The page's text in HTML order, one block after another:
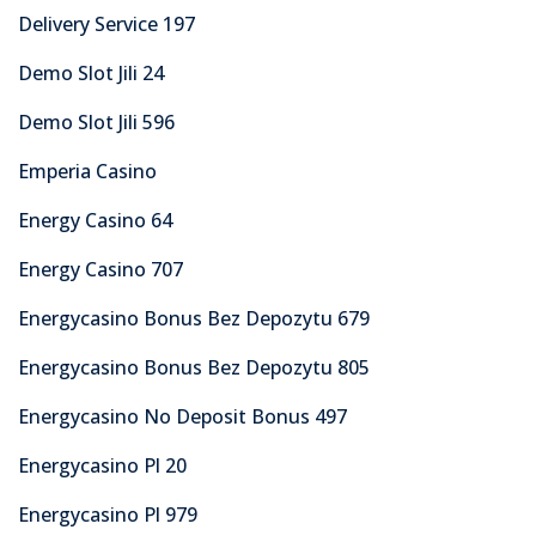
Delivery Service 197
Demo Slot Jili 24
Demo Slot Jili 596
Emperia Casino
Energy Casino 64
Energy Casino 707
Energycasino Bonus Bez Depozytu 679
Energycasino Bonus Bez Depozytu 805
Energycasino No Deposit Bonus 497
Energycasino Pl 20
Energycasino Pl 979